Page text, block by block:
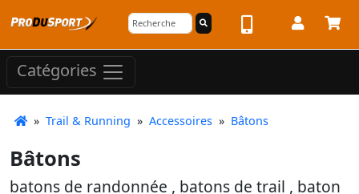
Catégories
» Trail & Running » Accessoires » Bâtons
Bâtons
batons de randonnée , batons de trail , baton